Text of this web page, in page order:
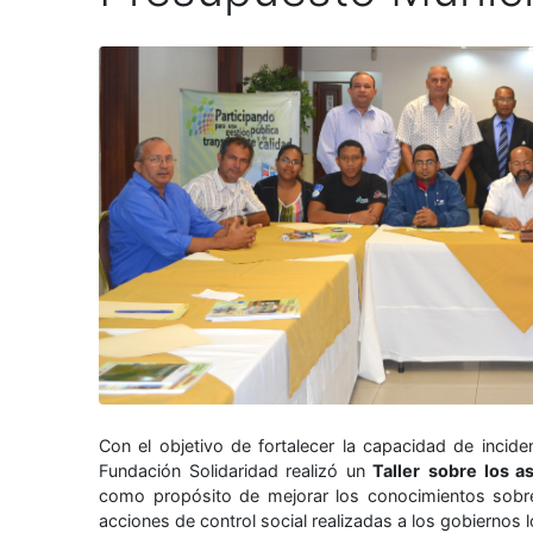
Con el objetivo de fortalecer la capacidad de
Fundación Solidaridad realizó unTaller sobre los
como propósito de mejorar los conocimientos
acciones de control social realizadas a los gobiernos